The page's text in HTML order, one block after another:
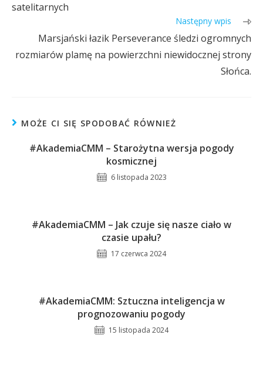
satelitarnych
Następny wpis
Marsjański łazik Perseverance śledzi ogromnych
rozmiarów plamę na powierzchni niewidocznej strony
Słońca.
MOŻE CI SIĘ SPODOBAĆ RÓWNIEŻ
#AkademiaCMM – Starożytna wersja pogody
kosmicznej
6 listopada 2023
#AkademiaCMM – Jak czuje się nasze ciało w
czasie upału?
17 czerwca 2024
#AkademiaCMM: Sztuczna inteligencja w
prognozowaniu pogody
15 listopada 2024